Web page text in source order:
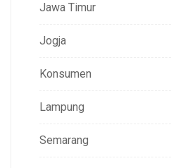
Jawa Timur
Jogja
Konsumen
Lampung
Semarang